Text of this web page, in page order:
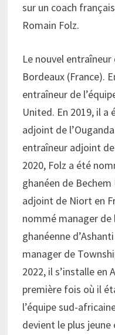
sur un coach
Romain Folz.
Le nouvel entraîneur
Bordeaux (France).
entraîneur de
United. En 2019, il
adjoint de
entraîneur adjoint
2020, Folz a été
ghanéen de
adjoint de Niort en
nommé manager de
ghanéenne
manager de
2022, il s’installe en
première fois où il
l’équipe sud-
devient le plus